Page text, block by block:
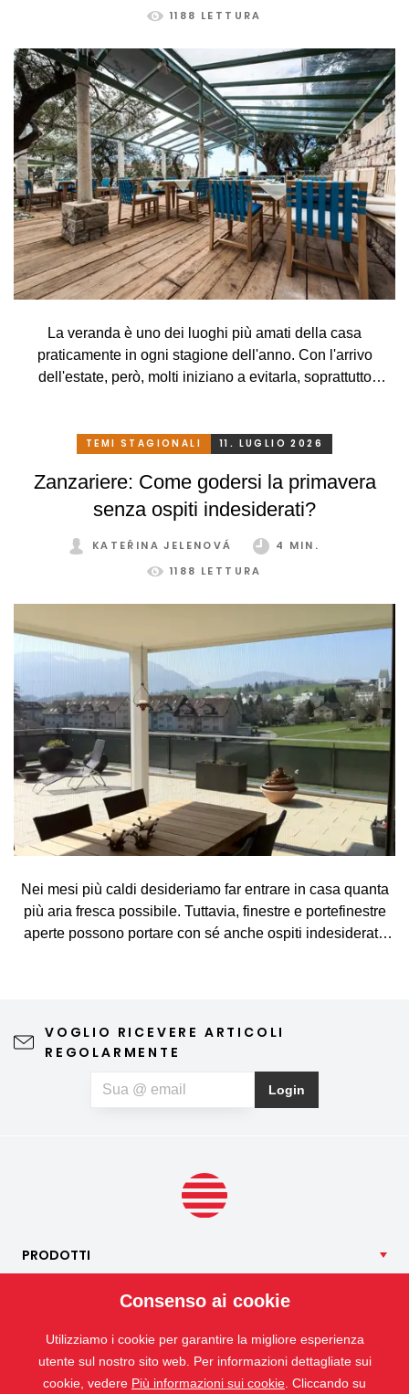
1188 LETTURA
La veranda è uno dei luoghi più amati della casa
praticamente in ogni stagione dell'anno. Con l'arrivo
dell'estate, però, molti iniziano a evitarla, soprattutto
rilassarsi. Che peccato, però. Eppure basta davvero poco.
intelligente, potrete godervi la vostra veranda in tutta
comodità, in ogni stagione e senza limitazioni.
TEMI STAGIONALI 11. LUGLIO 2026
Zanzariere: Come godersi la primavera
senza ospiti indesiderati?
KATEŘINA JELENOVÁ
4 MIN.
1188 LETTURA
Nei mesi più caldi desideriamo far entrare in casa quanta
più aria fresca possibile. Tuttavia, finestre e portefinestre
aperte possono portare con sé anche ospiti indesiderati,
dell'abitazione, richiede una manutenzione minima e può
contribuire anche a un riposo notturno più sereno. Se, oltre
limitare la quantità di particelle di polline che penetrano
all’interno.
VOGLIO RICEVERE ARTICOLI
REGOLARMENTE
Login
PRODOTTI
ISOTRA
Consenso ai cookie
Utilizziamo i cookie per garantire la migliore esperienza
utente sul nostro sito web. Per informazioni dettagliate sui
cookie, vedere Più informazioni sui cookie . Cliccando su